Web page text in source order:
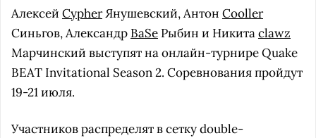
Алексей CypherЯнушевский, Антон Cooller
Синьгов, Александр BaSe Рыбин и Никитаclawz
Марчинский выступят на онлайн-турнире Quake
BEAT Invitational Season 2. Соревнования пройдут
19-21 июля.
Участников распределят в сетку double-